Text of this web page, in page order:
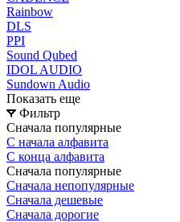
Rainbow
DLS
PPI
Sound Qubed
IDOL AUDIO
Sundown Audio
Показать еще
Фильтр
Сначала популярные
С начала алфавита
С конца алфавита
Сначала популярные
Сначала непопулярные
Сначала дешевые
Сначала дорогие